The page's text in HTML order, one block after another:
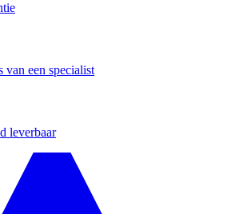
van een specialist
leverbaar